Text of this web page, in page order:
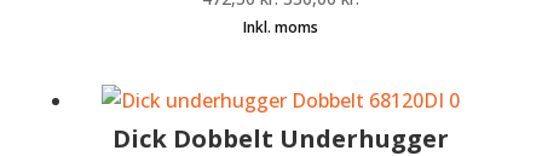
oprindelige
var:
er:
Dick Dobbelt Underhugger